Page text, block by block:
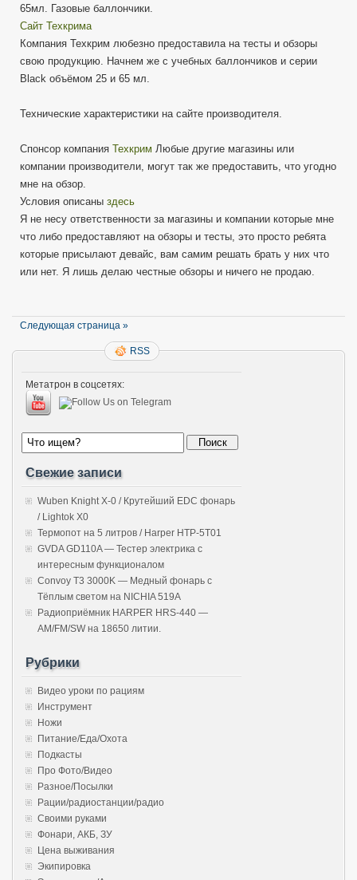
65мл. Газовые баллончики.
Сайт Техкрима
Компания Техкрим любезно предоставила на тесты и обзоры
свою продукцию. Начнем же с учебных баллончиков и серии
Black объёмом 25 и 65 мл.
Технические характеристики на сайте производителя.
Спонсор компания Техкрим Любые другие магазины или
компании производители, могут так же предоставить, что угодно
мне на обзор.
Условия описаны здесь
Я не несу ответственности за магазины и компании которые мне
что либо предоставляют на обзоры и тесты, это просто ребята
которые присылают девайс, вам самим решать брать у них что
или нет. Я лишь делаю честные обзоры и ничего не продаю.
Следующая страница »
RSS
Метатрон в соцсетях:
Свежие записи
Wuben Knight X-0 / Крутейший EDC фонарь
/ Lightok X0
Термопот на 5 литров / Harper HTP-5T01
GVDA GD110A — Тестер электрика с
интересным функционалом
Convoy T3 3000K — Медный фонарь с
Тёплым светом на NICHIA 519A
Радиоприёмник HARPER HRS-440 —
AM/FM/SW на 18650 литии.
Рубрики
Видео уроки по рациям
Инструмент
Ножи
Питание/Еда/Охота
Подкасты
Про Фото/Видео
Разное/Посылки
Рации/радиостанции/радио
Своими руками
Фонари, АКБ, ЗУ
Цена выживания
Экипировка